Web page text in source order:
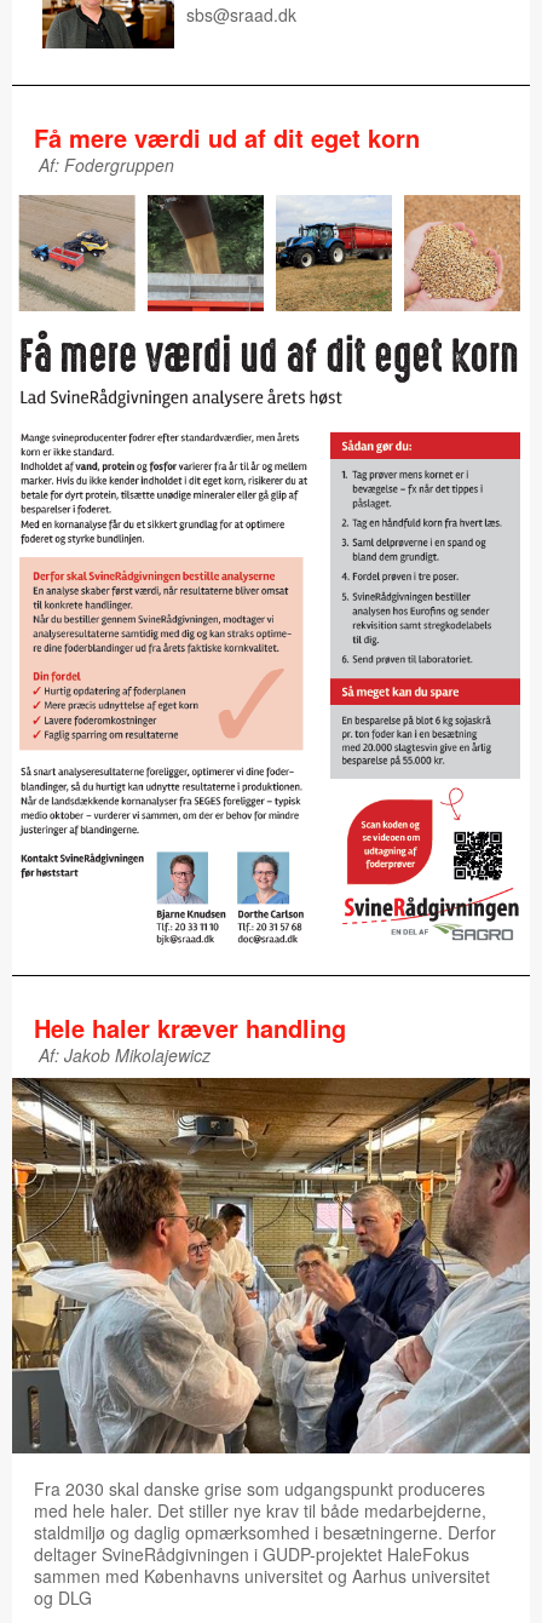
sbs@sraad.dk
Få mere værdi ud af dit eget korn
Af: Fodergruppen
Hele haler kræver handling
Af: Jakob Mikolajewicz
Fra 2030 skal danske grise som udgangspunkt produceres
med hele haler. Det stiller nye krav til både medarbejderne,
staldmiljø og daglig opmærksomhed i besætningerne. Derfor
deltager SvineRådgivningen i GUDP-projektet HaleFokus
sammen med Københavns universitet og Aarhus universitet
og DLG